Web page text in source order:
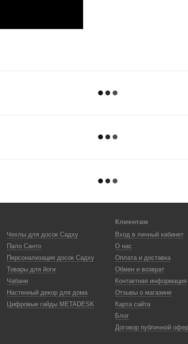
Чехлы для досок Садху
Пало Санто
Персонализация досок Садху
Товары для йоги
Чабани
Настенный декор для дома
Цифровые гайды METADESK
Клиентам
Вход в личный кабинет
О нас
Оплата и доставка
Обмен и возврат
Контактная информация
Отзывы о магазине
Карта сайта
Блог
Договор публичной